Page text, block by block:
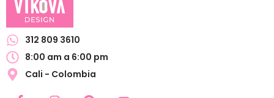
312 809 3610
8:00 am a 6:00 pm
Cali - Colombia